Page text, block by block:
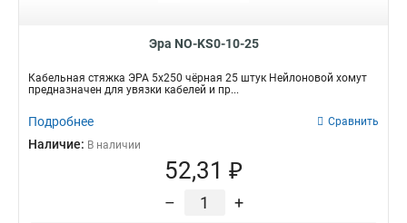
Эра NO-KS0-10-25
Кабельная стяжка ЭРА 5x250 чёрная 25 штук Нейлоновой хомут
предназначен для увязки кабелей и пр...
Подробнее Сравнить
Наличие: В наличии
52,31 ₽
– +